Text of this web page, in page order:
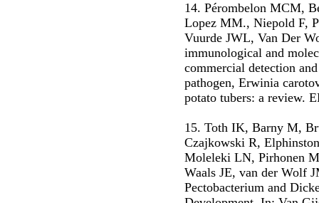
14. Pérombelon MCM,
Lopez MM., Niepold F,
Vuurde JWL, Van Der
immunological and
commercial detection
pathogen, Erwinia
potato tubers: a review.
15. Toth IK, Barny M,
Czajkowski R,
Moleleki LN, Pirhonen
Waals JE, van der Wolf
Pectobacterium and